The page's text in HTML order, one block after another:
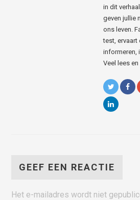
in dit
geven jullie
ons leven.
test,
informeren,
Veel lees
GEEF EEN REACTIE
Het e-mailadres wordt niet